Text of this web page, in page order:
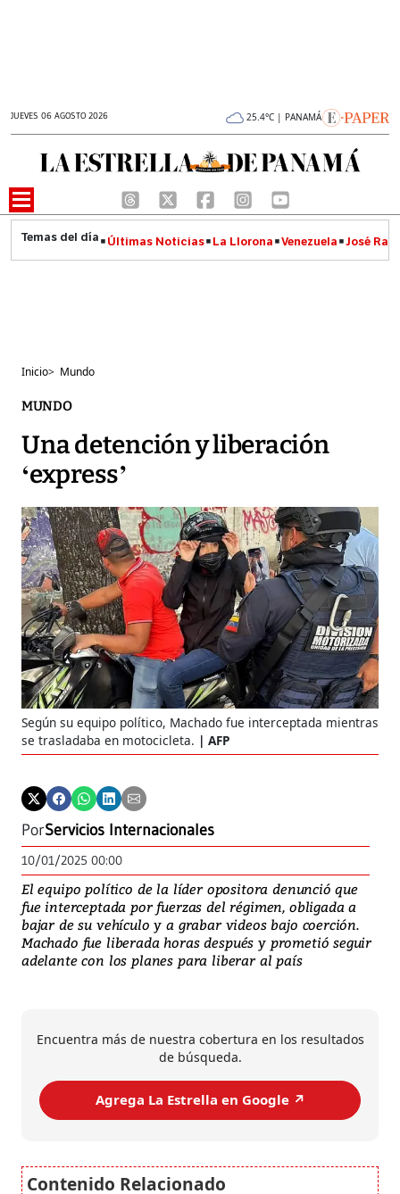
JUEVES 06 AGOSTO 2026 25.4°C | PANAMÁ
Últimas Noticias La Llorona Venezuela José
Inicio> Mundo
MUNDO
Una detención y liberación
‘express’
Según su equipo político, Machado fue interceptada mientras
se trasladaba en motocicleta.
AFP
PorServicios Internacionales
10/01/2025 00:00
El equipo político de la líder opositora denunció que
fue interceptada por fuerzas del régimen, obligada a
bajar de su vehículo y a grabar videos bajo coerción.
Machado fue liberada horas después y prometió seguir
adelante con los planes para liberar al país
Encuentra más de nuestra cobertura en los resultados
de búsqueda.
Agrega La Estrella en Google ↗️